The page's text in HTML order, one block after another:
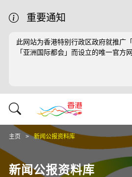
重要通知
此网站为香港特别行政区政府就推广
「亚洲国际都会」而设立的唯一官方网
主页 新闻公报资料库
新闻公报资料库